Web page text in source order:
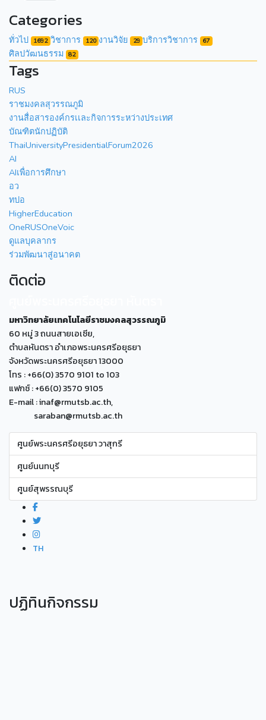
Categories
ทั่วไป 1692 วิชาการ 120 งานวิจัย 29 บริการวิชาการ 67
ศิลปวัฒนธรรม 82
Tags
RUS
ราชมงคลสุวรรณภูมิ
งานสื่อสารองค์กรเเละกิจการระหว่างประเทศ
บัณฑิตนักปฏิบัติ
ThaiUniversityPresidentialForum2026
AI
AIเพื่อการศึกษา
อว
ทปอ
HigherEducation
OneRUSOneVoic
ดูแลบุคลากร
ร่วมพัฒนาสู่อนาคต
ติดต่อ
มหาวิทยาลัยเทคโนโลยีราชมงคลสุวรรณภูมิ
60 หมู่ 3 ถนนสายเอเซีย,
ตำบลหันตรา อำเภอพระนครศรีอยุธยา
จังหวัดพระนครศรีอยุธยา 13000
โทร : +66(0) 3570 9101 to 103
แฟกซ์ : +66(0) 3570 9105
E-mail : inaf@rmutsb.ac.th,
saraban@rmutsb.ac.th
ศูนย์พระนครศรีอยุธยา วาสุกรี
ศูนย์นนทบุรี
ศูนย์สุพรรณบุรี
TH
ปฏิทินกิจกรรม